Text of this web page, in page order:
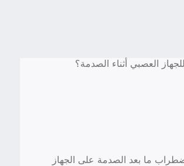
العصبي أثناء الصدمة؟
ما بعد الصدمة على الجهاز